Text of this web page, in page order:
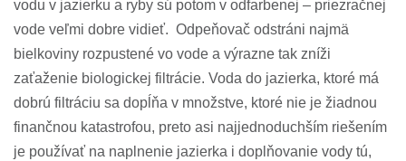
vodu v jazierku a ryby sú potom v odfarbenej – priezračnej
vode veľmi dobre vidieť. Odpeňovač odstráni najmä
bielkoviny rozpustené vo vode a výrazne tak zníži
zaťaženie biologickej filtrácie. Voda do jazierka, ktoré má
dobrú filtráciu sa dopĺňa v množstve, ktoré nie je žiadnou
finančnou katastrofou, preto asi najjednoduchším riešením
je používať na naplnenie jazierka i doplňovanie vody tú,